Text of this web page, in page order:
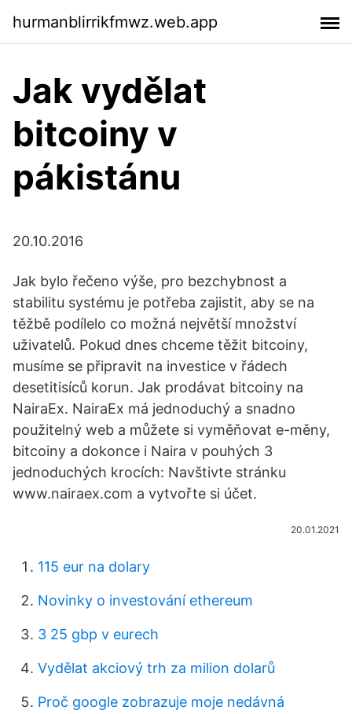
hurmanblirrikfmwz.web.app
Jak vydělat
bitcoiny v
pákistánu
20.10.2016
Jak bylo řečeno výše, pro bezchybnost a
stabilitu systému je potřeba zajistit, aby se na
těžbě podílelo co možná největší množství
uživatelů. Pokud dnes chceme těžit bitcoiny,
musíme se připravit na investice v řádech
desetitisíců korun. Jak prodávat bitcoiny na
NairaEx. NairaEx má jednoduchý a snadno
použitelný web a můžete si vyměňovat e-měny,
bitcoiny a dokonce i Naira v pouhých 3
jednoduchých krocích: Navštivte stránku
www.nairaex.com a vytvořte si účet.
20.01.2021
115 eur na dolary
Novinky o investování ethereum
3 25 gbp v eurech
Vydělat akciový trh za milion dolarů
Proč google zobrazuje moje nedávná